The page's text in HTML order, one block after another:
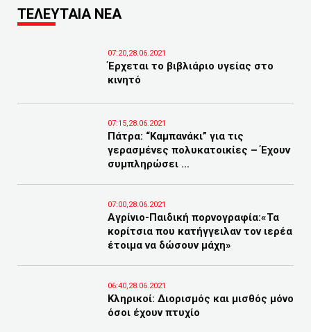
ΤΕΛΕΥΤΑΙΑ ΝΕΑ
07:20,28.06.2021
Έρχεται το βιβλιάριο υγείας στο
κινητό
07:15,28.06.2021
Πάτρα: “Καμπανάκι” για τις
γερασμένες πολυκατοικίες – Έχουν
συμπληρώσει ...
07:00,28.06.2021
Αγρίνιο-Παιδική πορνογραφία:«Τα
κορίτσια που κατήγγειλαν τον ιερέα
έτοιμα να δώσουν μάχη»
06:40,28.06.2021
Κληρικοί: Διορισμός και μισθός μόνο
όσοι έχουν πτυχίο